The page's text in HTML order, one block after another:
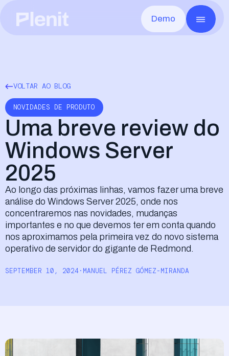
Demo
Aceder
VOLTAR AO BLOG
NOVIDADES DE PRODUTO
Uma breve review do
Windows Server
2025
Ao longo das próximas linhas, vamos fazer uma breve
análise do Windows Server 2025, onde nos
concentraremos nas novidades, mudanças
importantes e no que devemos ter em conta quando
nos aproximamos pela primeira vez do novo sistema
operativo de servidor do gigante de Redmond.
SEPTEMBER 10, 2024· MANUEL PÉREZ GÓMEZ-MIRANDA
CLOUD SERVICES
Armazenamento de Arquivos
Armazenamento de Objetos
Sem limites e compatível com S3
Elliot AI EM BREVE A IA da Plenit que vai transformar por
Blog
Sobre a Plenit
Contacto